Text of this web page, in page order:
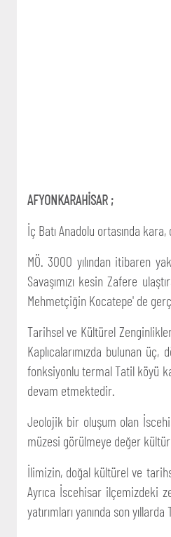
AFYONKARAHİSAR ;
İç Batı Anadolu ortasında
MÖ. 3000 yılından itibaren
Savaşımızı kesin Zafere
Mehmetçiğin Kocatepe' de
Tarihsel ve Kültürel
Kaplıcalarımızda bulunan
fonksiyonlu termal Tatil köyü
devam etmektedir.
Jeolojik bir oluşum olan
müzesi görülmeye değer
İlimizin, doğal kültürel ve
Ayrıca İscehisar ilçemizdeki
yatırımları yanında son